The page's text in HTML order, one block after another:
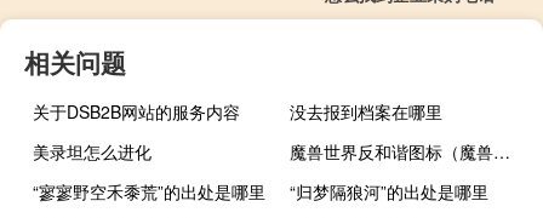
相关问题
关于DSB2B网站的服务内容
没去报到档案在哪里
美录坦怎么进化
魔兽世界反和谐图标（魔兽世界反和谐8 0）
“寥寥野空禾黍荒”的出处是哪里
“归梦隔狼河”的出处是哪里